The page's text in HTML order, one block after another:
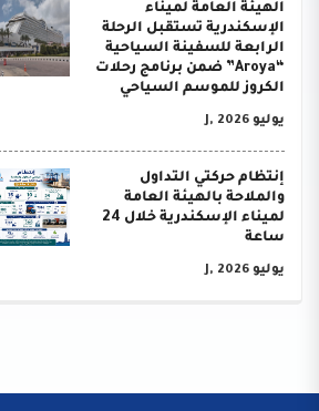
الهيئة العامة لميناء
الإسكندرية تستقبل الرحلة
الرابعة للسفينة السياحية
“Aroya” ضمن برنامج رحلات
الكروز للموسم السياحي
يوليو J, 2026
إنتظام حركتي التداول
والملاحة بالهيئة العامة
لميناء الإسكندرية خلال 24
ساعة
يوليو J, 2026